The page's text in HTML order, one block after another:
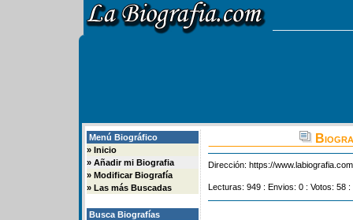
Menú Biográfico
» Inicio
» Añadir mi Biografia
» Modificar Biografía
» Las más Buscadas
Busca Biografías
Dirección: https://
Lecturas: 949 : Envios: 0 : Votos: 58